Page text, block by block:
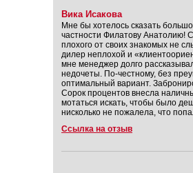
Вика Исакова
Мне бы хотелось сказать
частности Филатову Анатолию!
плохого от своих знакомых не
дилер неплохой и
мне менеджер долго
недочеты. По-честному, без
оптимальный вариант.
Сорок процентов внесла
мотаться искать, чтобы было
нисколько не пожалела, что
Ссылка на отзыв